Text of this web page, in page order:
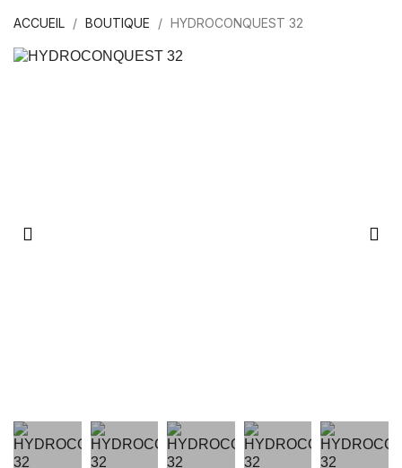
ACCUEIL BOUTIQUE HYDROCONQUEST 32